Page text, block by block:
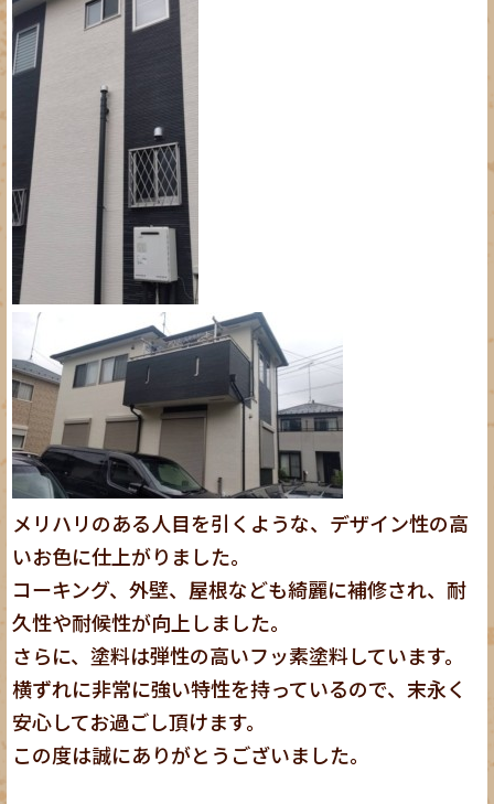
メリハリのある人目を引くような、デザイン性の高
いお色に仕上がりました。
コーキング、外壁、屋根なども綺麗に補修され、耐
久性や耐候性が向上しました。
さらに、塗料は弾性の高いフッ素塗料しています。
横ずれに非常に強い特性を持っているので、末永く
安心してお過ごし頂けます。
この度は誠にありがとうございました。